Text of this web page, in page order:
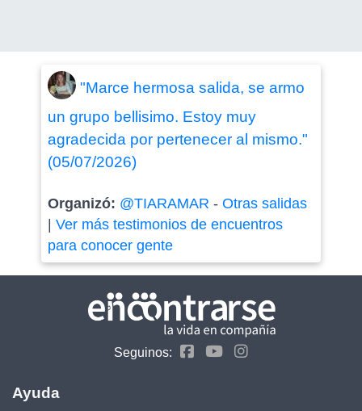
"Marce hermosa salida, se armo
un grupo bellisimo. Estoy muy
agradecida por pertenecer al mismo."
(05/07/2026)
Organizó: @TIARAMAR - Otras salidas
Ver más testimonios de encuentros
para conocer gente
Seguinos:
Ayuda